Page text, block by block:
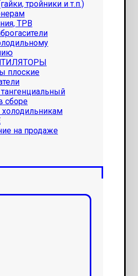
тройники и т.п.)
ТРВ
плоские
тангенциальный
сборе
на продаже